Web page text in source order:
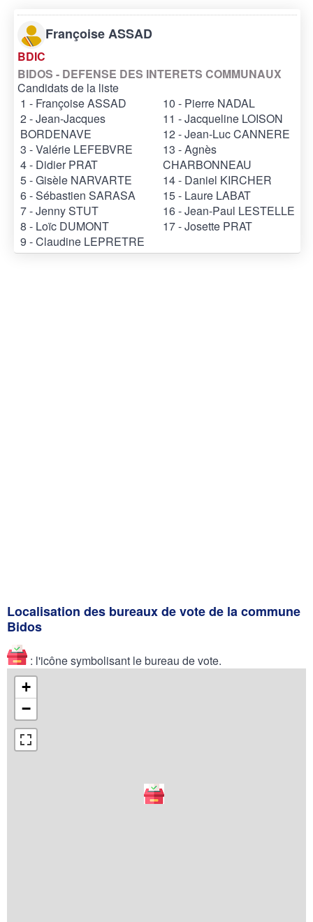
Françoise ASSAD
BDIC
BIDOS - DEFENSE DES INTERETS COMMUNAUX
Candidats de la liste
1 - Françoise ASSAD
2 - Jean-Jacques
BORDENAVE
3 - Valérie LEFEBVRE
4 - Didier PRAT
5 - Gisèle NARVARTE
6 - Sébastien SARASA
7 - Jenny STUT
8 - Loïc DUMONT
9 - Claudine LEPRETRE
10 - Pierre NADAL
11 - Jacqueline LOISON
12 - Jean-Luc CANNERE
13 - Agnès
CHARBONNEAU
14 - Daniel KIRCHER
15 - Laure LABAT
16 - Jean-Paul LESTELLE
17 - Josette PRAT
Localisation des bureaux de vote de la commune
Bidos
: l'icône symbolisant le bureau de vote.
+
−